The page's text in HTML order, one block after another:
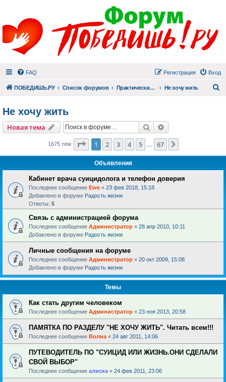
FAQ Вход
Регистрация
ПОБЕДИШЬ.РУ Список форумов Практический раздел Не хочу жить
Не хочу жить
Новая тема Поиск
1675 тем Страница из 67
1 2 3 4 5 67
Объявления
Кабинет врача суицидолога и телефон доверия
Последнее сообщение Ewe « 23 фев 2018, 15:18
Добавлено в форуме Радость жизни
Ответы: 5
Связь с администрацией форума
Последнее сообщение Администратор « 28 апр 2010, 10:11
Добавлено в форуме Радость жизни
Личные сообщения на форуме
Последнее сообщение Администратор « 20 окт 2009, 15:08
Добавлено в форуме Радость жизни
Темы
Как стать другим человеком
Последнее сообщение Администратор « 23 ноя 2013, 20:58
ПАМЯТКА ПО РАЗДЕЛУ "НЕ ХОЧУ ЖИТЬ". Читать всем!!!
Последнее сообщение Волна « 24 авг 2011, 14:06
ПУТЕВОДИТЕЛЬ ПО "СУИЦИД ИЛИ ЖИЗНЬ.ОНИ СДЕЛАЛИ
СВОЙ ВЫБОР"
Последнее сообщение алиска « 24 фев 2011, 23:06